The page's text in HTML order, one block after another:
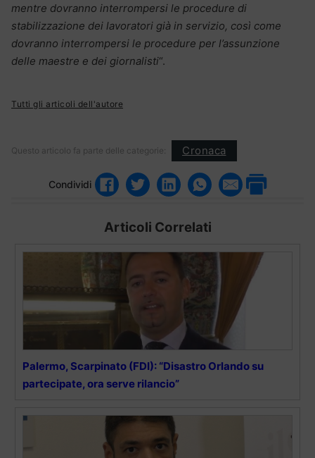
mentre dovranno interrompersi le procedure di
stabilizzazione dei lavoratori già in servizio, così come
dovranno interrompersi le procedure per l’assunzione
delle maestre e dei giornalisti“.
Tutti gli articoli dell'autore
Questo articolo fa parte delle categorie: Cronaca
Condividi
Articoli Correlati
Palermo, Scarpinato (FDI): “Disastro Orlando su
partecipate, ora serve rilancio”